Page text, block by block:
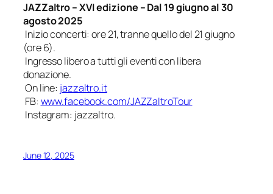
JAZZaltro– XVI edizione – Dal 19 giugno al 30
agosto 2025
Inizio concerti: ore 21, tranne quello del 21 giugno
(ore 6).
Ingresso libero a tutti gli eventi con libera
donazione.
On line: jazzaltro.it
FB: www.facebook.com/JAZZaltroTour
Instagram: jazzaltro.
June 12, 2025